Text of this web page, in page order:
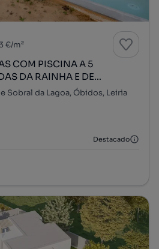
€/m²
COM PISCINA A 5
DA RAINHA E DE...
Sobral da Lagoa, Óbidos, Leiria
Destacado